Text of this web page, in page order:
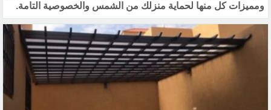
ومميزات كل منها لحماية منزلك من الشمس والخصوصية التامة.